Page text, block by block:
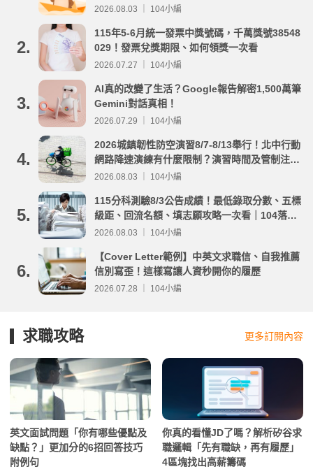
2026.08.03 ｜ 104小編
2.
115年5-6月統一發票中獎號碼，千萬獎號38548
029！發票兌獎期限、如何領獎一次看
2026.07.27 ｜ 104小編
3.
AI真的改變了生活？Google報告解密1,500萬筆
Gemini對話真相！
2026.07.29 ｜ 104小編
4.
2026城鎮韌性防空演習8/7-8/13舉行！北中行動
網路降速演練有什麼限制？演習時間及管制注意
事項整理
2026.08.03 ｜ 104小編
5.
115分科測驗8/3公告成績！最低錄取分數、五標
級距、回流名額、填志願攻略一次看｜104落點
分析
2026.08.03 ｜ 104小編
6.
【Cover Letter範例】中英文求職信、自我推薦
信別寫歪！這樣寫讓人資秒開你的履歷
2026.07.28 ｜ 104小編
求職攻略 更多訂閱內容
英文面試問題「你有哪些優點及
缺點？」更加分的6招回答技巧
附例句
你真的看懂JD了嗎？解析矽谷求
職邏輯「先有職缺，再有履歷」
4區塊找出高薪籌碼